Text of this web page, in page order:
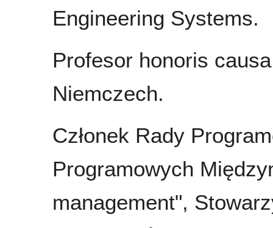
Engineering Systems.
Profesor honoris
Niemczech.
Członek Rady
Programowych
management",